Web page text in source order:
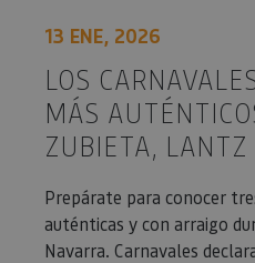
13 ENE, 2026
LOS
MÁS
ZUBIETA, LANTZ
Prepárate para conocer
auténticas y con arraigo
Navarra. Carnavales